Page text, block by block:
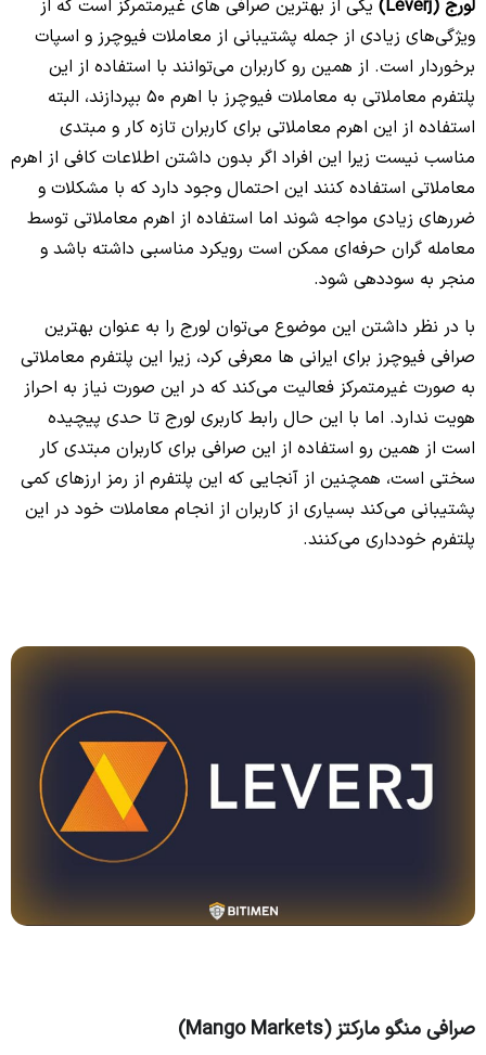
لورج (Leverj)
یکی از بهترین صرافی های غیرمتمرکز است که از
ویژگی‌های زیادی از جمله پشتیبانی از معاملات فیوچرز و اسپات
برخوردار است. از همین رو کاربران می‌توانند با استفاده از این
پلتفرم معاملاتی به معاملات فیوچرز با اهرم 50 بپردازند، البته
استفاده از این اهرم معاملاتی برای کاربران تازه کار و مبتدی
مناسب نیست زیرا این افراد اگر بدون داشتن اطلاعات کافی از اهرم
معاملاتی استفاده کنند این احتمال وجود دارد که با مشکلات و
ضررهای زیادی مواجه شوند اما استفاده از اهرم معاملاتی توسط
معامله گران حرفه‌ای ممکن است رویکرد مناسبی داشته باشد و
منجر به سوددهی شود.
با در نظر داشتن این موضوع می‌‌توان لورج را به عنوان بهترین
صرافی فیوچرز برای ایرانی ها معرفی کرد، زیرا این پلتفرم معاملاتی
به صورت غیرمتمرکز فعالیت می‌کند که در این صورت نیاز به احراز
هویت ندارد. اما با این حال رابط کاربری لورج تا حدی پیچیده
است از همین رو استفاده از این صرافی برای کاربران مبتدی کار
سختی است، همچنین از آنجایی که این پلتفرم از رمز ارزهای کمی
پشتیبانی می‌کند بسیاری از کاربران از انجام معاملات خود در این
پلتفرم خودداری می‌کنند.
صرافی منگو مارکتز (Mango Markets)